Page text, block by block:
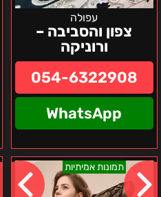
עפולה
צפון והסביבה –
ורוניקה
054-6322908
WhatsApp
תמונות אמיתיות
נינה-
חיפה
והסביבה